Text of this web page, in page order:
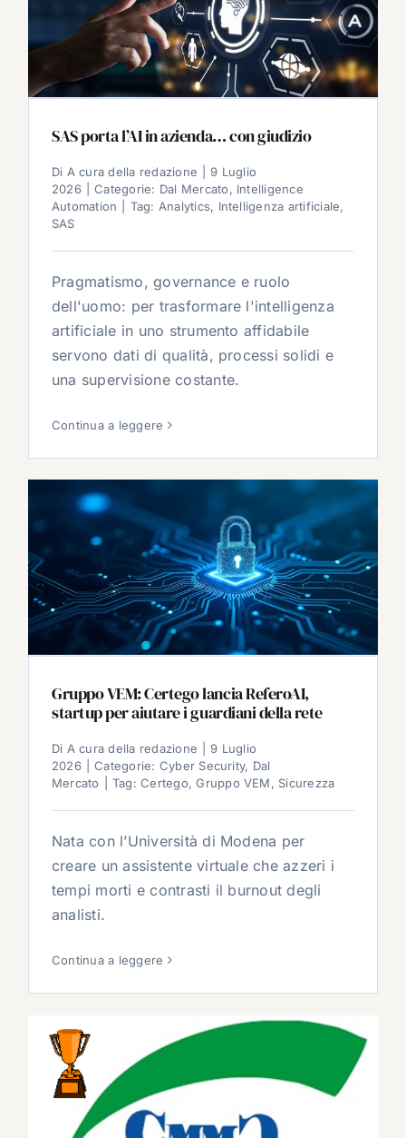
SAS porta l’AI in azienda… con giudizio
Di A cura della redazione
9 Luglio
2026
Categorie: Dal Mercato, Intelligence
Automation
Tag: Analytics, Intelligenza artificiale,
SAS
Pragmatismo, governance e ruolo
dell'uomo: per trasformare l'intelligenza
artificiale in uno strumento affidabile
servono dati di qualità, processi solidi e
una supervisione costante.
Continua a leggere
Gruppo VEM: Certego lancia ReferoAI,
startup per aiutare i guardiani della rete
Di A cura della redazione
9 Luglio
2026
Categorie: Cyber Security, Dal
Mercato
Tag:Certego,Gruppo VEM, Sicurezza
Nata con l’Università di Modena per
creare un assistente virtuale che azzeri i
tempi morti e contrasti il burnout degli
analisti.
Continua a leggere